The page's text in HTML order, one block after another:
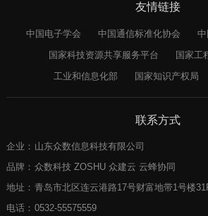
友情链接
中国电子学会 中国通信标准化协会
国家科技资源共享服务平台
国家工
工业和信息化部
国家知识产权局
联系方式
企业： 山东众数信息科技有限公司
品牌： 众数科技 ZOSHU 众建云 云蜂协同
地址： 青岛市北区连云港路17号财富地带1号楼
电话： 0532-55575559